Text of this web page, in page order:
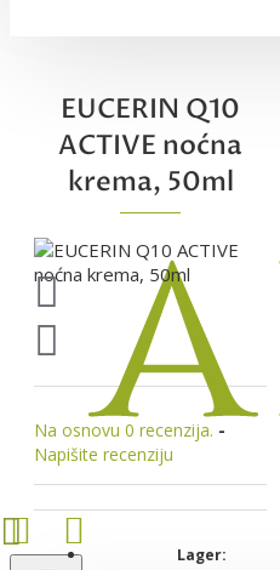
EUCERIN Q10
ACTIVE noćna
krema, 50ml
Na osnovu 0 recenzija. -
Napišite recenziju
Lager: